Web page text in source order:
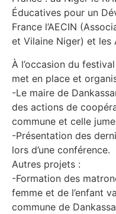
Éducatives pour un
France l’AECIN
et Vilaine Niger) et les
À l’occasion du
met en place et
-Le maire de
des actions de
commune et celle
-Présentation des
lors d’une conférence.
Autres projets :
-Formation des
femme et de l’enfant
commune de